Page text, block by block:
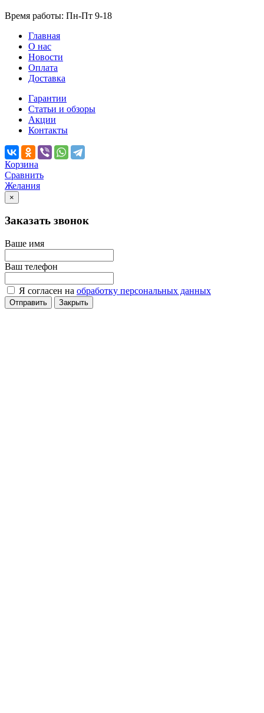
Время работы: Пн-Пт 9-18
Главная
О нас
Новости
Оплата
Доставка
Гарантии
Статьи и обзоры
Акции
Контакты
Корзина
Сравнить
Желания
×
Заказать звонок
Ваше имя
Ваш телефон
Я согласен на обработку персональных данных
Отправить Закрыть